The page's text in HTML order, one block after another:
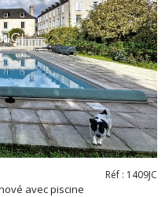
avec piscine
Réf : 1409JC